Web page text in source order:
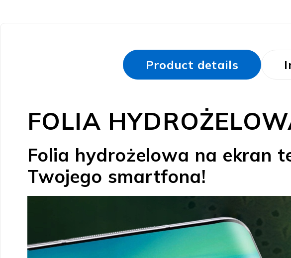
Product details
FOLIA
Folia hydrożelowa na ekran
Twojego smartfona!